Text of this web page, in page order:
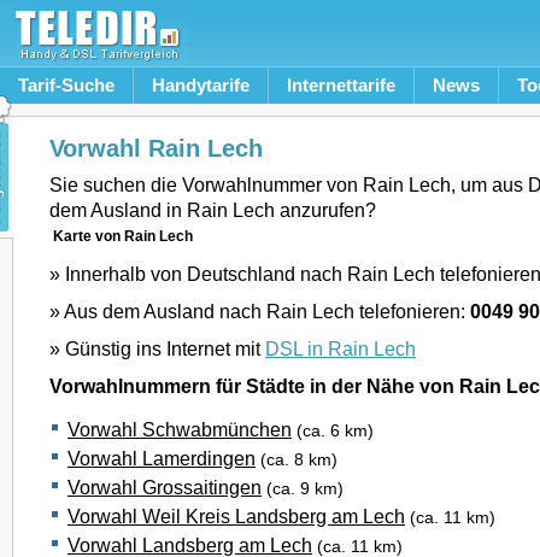
Tarif-Suche Handytarife Internettarife News
Vorwahl Rain Lech
Sie suchen die Vorwahlnummer von Rain Lech, um aus
dem Ausland in Rain Lech anzurufen?
Karte von Rain Lech
» Innerhalb von Deutschland nach Rain Lech
» Aus dem Ausland nach Rain Lech telefonieren: 0049
» Günstig ins Internet mit DSL in Rain Lech
Vorwahlnummern für Städte in der Nähe von Rain
Vorwahl Schwabmünchen (ca. 6 km)
Vorwahl Lamerdingen (ca. 8 km)
Vorwahl Grossaitingen (ca. 9 km)
Vorwahl Weil Kreis Landsberg am Lech (ca. 11 km)
Vorwahl Landsberg am Lech (ca. 11 km)